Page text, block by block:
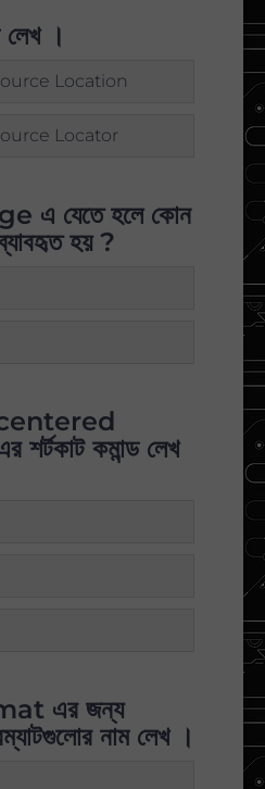
লেখ ।
Location
Locator
এ যেতে হলে কোন
হয় ?
কমান্ড লেখ
এর জন্য
নাম লেখ ।